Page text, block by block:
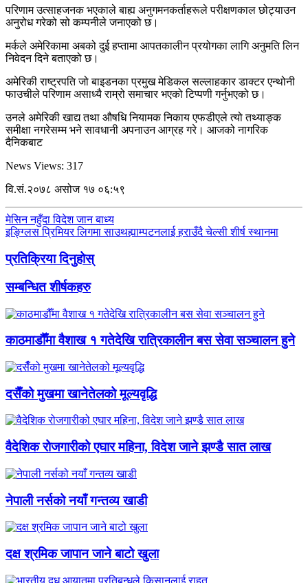
परिणाम उत्साहजनक भएकाले बाह्य अनुगमनकर्ताहरूले परीक्षणकाल छोट्याउन
अनुरोध गरेको सो कम्पनीले जनाएको छ।
मर्कले अमेरिकामा अबको दुई हप्तामा आपतकालीन प्रयोगका लागि अनुमति लिन
निवेदन दिने बताएको छ।
अमेरिकी राष्ट्रपति जो बाइडनका प्रमुख मेडिकल सल्लाहकार डाक्टर एन्थोनी
फाउचीले परिणाम असाध्यै राम्रो समाचार भएको टिप्पणी गर्नुभएको छ।
उनले अमेरिकी खाद्य तथा औषधि नियामक निकाय एफडीएले त्यो तथ्याङ्क
समीक्षा नगरेसम्म भने सावधानी अपनाउन आग्रह गरे। आजको नागरिक
दैनिकबाट
News Views: 317
वि.सं.२०७८ असोज १७ ०६:५९
मेसिन नहुँदा विदेश जान बाध्य
इङ्ग्लिस प्रिमियर लिगमा साउथह्याम्पटनलाई हराउँदै चेल्सी शीर्ष स्थानमा
प्रतिक्रिया दिनुहोस्
सम्बन्धित शीर्षकहरु
काठमाडौँमा वैशाख १ गतेदेखि रात्रिकालीन बस सेवा सञ्चालन हुने
दसैँको मुखमा खानेतेलको मूल्यवृद्धि
वैदेशिक रोजगारीको एघार महिना, विदेश जाने झण्डै सात लाख
नेपाली नर्सको नयाँ गन्तव्य खाडी
दक्ष श्रमिक जापान जाने बाटो खुला